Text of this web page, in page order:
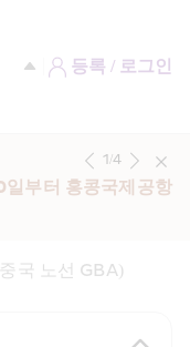
등록 / 로그인
부터 홍콩국제공항
1/4
국 노선 GBA)